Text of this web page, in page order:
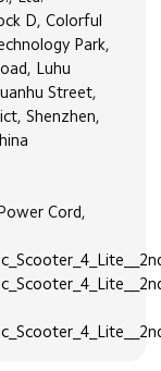
D, Colorful
Park,
Luhu
Street,
Shenzhen,
Cord,